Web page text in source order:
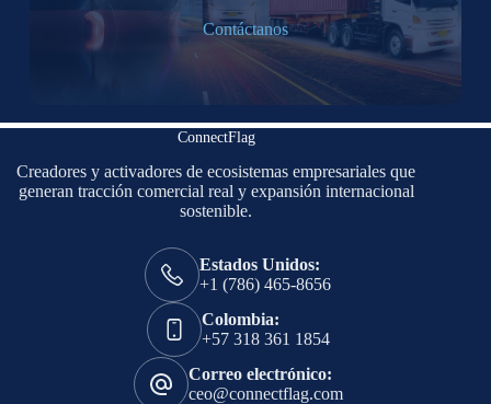
Contáctanos
ConnectFlag
Creadores y activadores de ecosistemas empresariales que
generan tracción comercial real y expansión internacional
sostenible.
Estados Unidos:
+1 (786) 465-8656
Colombia:
+57 318 361 1854
Correo electrónico:
ceo@connectflag.com